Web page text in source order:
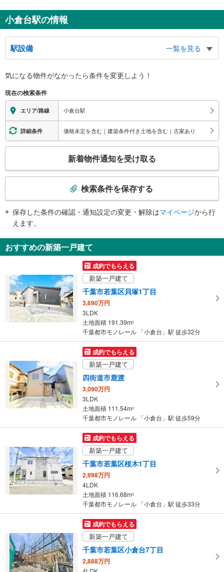
小倉台駅の情報
駅設備
一覧を見る
※段差なしでの移動経路
地上⇔改札⇔ホーム：○
エレベータ
・各ホーム⇔改札
・改札⇔地上
その他
気になる物件がなかったら条件を変更しよう！
現在の検索条件
エリア/路線 小倉台駅
詳細条件 価格未定を含む｜建築条件付き土地を含む｜古家あり
検
知
を
取
る
・
イ
ペ
ー
ジ
に
存
る
新着物件通知を受け取る
検索条件を保存する
保存した条件の確認・通知設定の変更・解除はマイページから行
えます。
おすすめの新築一戸建て
成約でもらえる
新築一戸建て
千葉市若葉区貝塚1丁目
3,690万円
3LDK
土地面積 191.39m2
千葉都市モノレール 「小倉台」駅 徒歩32分
成約でもらえる
新築一戸建て
四街道市鹿渡
3,090万円
3LDK
土地面積 111.54m2
千葉都市モノレール 「小倉台」駅 徒歩59分
成約でもらえる
新築一戸建て
千葉市若葉区桜木1丁目
2,998万円
4LDK
土地面積 116.68m2
千葉都市モノレール 「小倉台」駅 徒歩33分
成約でもらえる
新築一戸建て
千葉市若葉区小倉台7丁目
2,888万円